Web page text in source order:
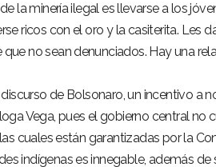
la minería ilegal es llevarse a los
ricos con el oro y la casiterita. Les
no sean denunciados. Hay una
discurso de Bolsonaro, un incentivo a
Vega, pues el gobierno central no
cuales están garantizadas por la
indígenas es innegable, además